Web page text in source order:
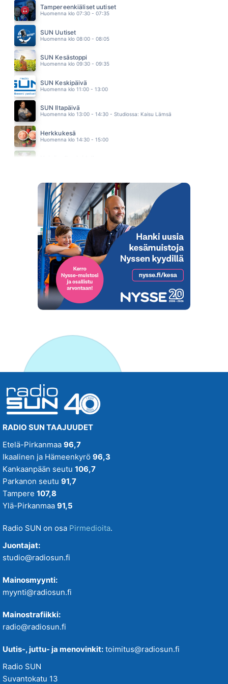
VIIVI
06.36
AKSEL KANKAANRANTA
06.33
Tampereenkiäliset uutiset
Huomenna klo 07:30 - 07:35
SUN Uutiset
Huomenna klo 08:00 - 08:05
SUN Kesästoppi
Huomenna klo 09:30 - 09:35
SUN Keskipäivä
Huomenna klo 11:00 - 13:00
SUN Iltapäivä
Huomenna klo 13:00 - 14:30 - Studiossa: Kaisu Lämsä
Herkkukesä
Huomenna klo 14:30 - 15:00
RADIO SUN TAAJUUDET
Etelä-Pirkanmaa 96,7
Ikaalinen ja Hämeenkyrö 96,3
Kankaanpään seutu 106,7
Parkanon seutu 91,7
Tampere 107,8
Ylä-Pirkanmaa 91,5
Radio SUN on osa Pirmedioita.
Juontajat:
studio@radiosun.fi
Mainosmyynti:
myynti@radiosun.fi
Mainostrafiikki:
radio@radiosun.fi
Uutis-, juttu- ja menovinkit: toimitus@radiosun.fi
Radio SUN
Suvantokatu 13